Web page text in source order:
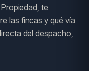
te
las fincas y qué vía
del despacho,